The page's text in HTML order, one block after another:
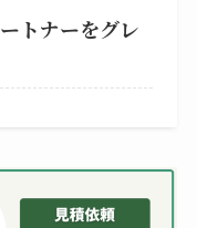
トナーをグレ